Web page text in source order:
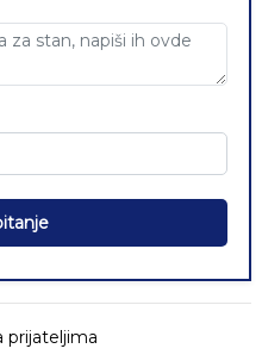
prijateljima